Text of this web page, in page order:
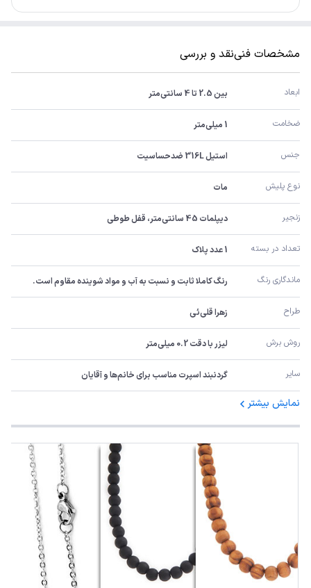
مشخصات فنینقد و بررسی
ابعاد بین 2.5 تا 4 سانتی‌متر
ضخامت 1 میلی‌متر
جنس استیل 316L ضدحساسیت
نوع پلیش مات
زنجیر دیپلمات 45 سانتی‌متر، قفل طوطی
تعداد در بسته 1 عدد پلاک
ماندگاری رنگ رنگ کاملا ثابت و نسبت به آب و مواد شوینده مقاوم است.
طراح زهرا قلی‌ئی
روش برش لیزر با دقت 0.2 میلی‌متر
سایر گردنبند اسپرت مناسب برای خانم‌ها و آقایان
نمایش بیشتر